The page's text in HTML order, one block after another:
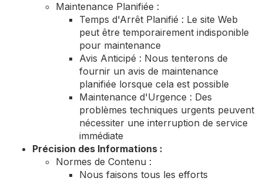
Maintenance Planifiée :
Temps d'Arrêt Planifié : Le site Web
peut être temporairement indisponible
pour maintenance
Avis Anticipé : Nous tenterons de
fournir un avis de maintenance
planifiée lorsque cela est possible
Maintenance d'Urgence : Des
problèmes techniques urgents peuvent
nécessiter une interruption de service
immédiate
Précision des Informations :
Normes de Contenu :
Nous faisons tous les efforts